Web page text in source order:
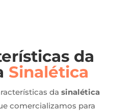
da
Sinalética
da sinalética
comercializamos para